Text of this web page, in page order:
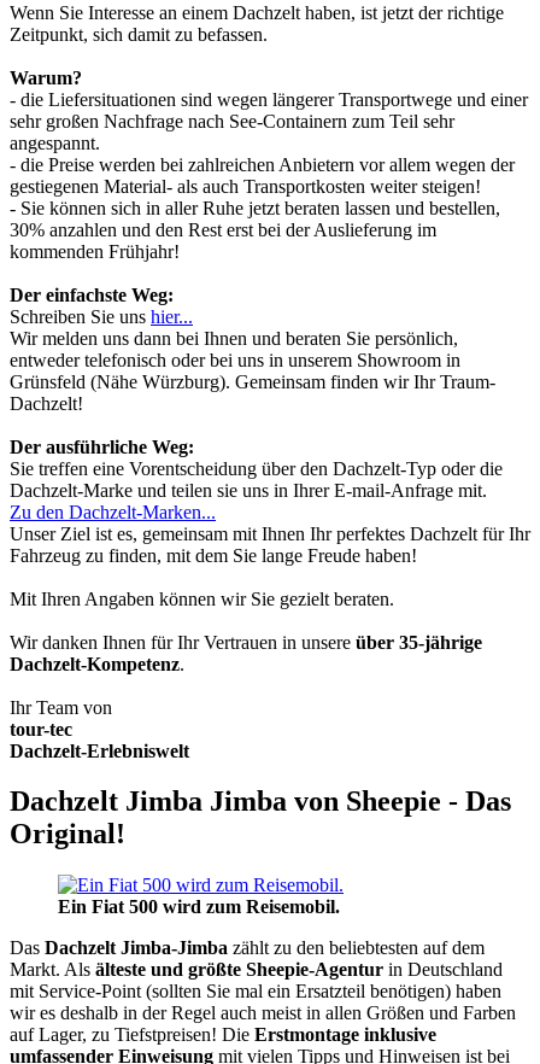
Wenn Sie Interesse an einem Dachzelt haben, ist jetzt der richtige
Zeitpunkt, sich damit zu befassen.
Warum?
- die Liefersituationen sind wegen längerer Transportwege und einer
sehr großen Nachfrage nach See-Containern zum Teil sehr
angespannt.
- die Preise werden bei zahlreichen Anbietern vor allem wegen der
gestiegenen Material- als auch Transportkosten weiter steigen!
- Sie können sich in aller Ruhe jetzt beraten lassen und bestellen,
30% anzahlen und den Rest erst bei der Auslieferung im
kommenden Frühjahr!
Der einfachste Weg:
Schreiben Sie uns hier...
Wir melden uns dann bei Ihnen und beraten Sie persönlich,
entweder telefonisch oder bei uns in unserem Showroom in
Grünsfeld (Nähe Würzburg). Gemeinsam finden wir Ihr Traum-
Dachzelt!
Der ausführliche Weg:
Sie treffen eine Vorentscheidung über den Dachzelt-Typ oder die
Dachzelt-Marke und teilen sie uns in Ihrer E-mail-Anfrage mit.
Zu den Dachzelt-Marken...
Unser Ziel ist es, gemeinsam mit Ihnen Ihr perfektes Dachzelt für Ihr
Fahrzeug zu finden, mit dem Sie lange Freude haben!
Mit Ihren Angaben können wir Sie gezielt beraten.
Wir danken Ihnen für Ihr Vertrauen in unsere über 35-jährige
Dachzelt-Kompetenz.
Ihr Team von
tour-tec
Dachzelt-Erlebniswelt
Dachzelt Jimba Jimba von Sheepie - Das
Original!
Ein Fiat 500 wird zum Reisemobil.
Das Dachzelt Jimba-Jimba zählt zu den beliebtesten auf dem
Markt. Als älteste und größte Sheepie-Agentur in Deutschland
mit Service-Point (sollten Sie mal ein Ersatzteil benötigen) haben
wir es deshalb in der Regel auch meist in allen Größen und Farben
auf Lager, zu Tiefstpreisen! Die Erstmontage inklusive
umfassender Einweisung mit vielen Tipps und Hinweisen ist bei